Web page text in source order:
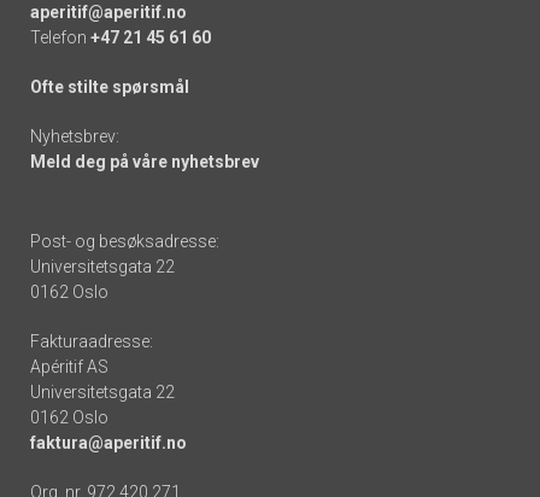
aperitif@aperitif.no
Telefon +47 21 45 61 60
Ofte stilte spørsmål
Nyhetsbrev:
Meld deg på våre nyhetsbrev
Post- og besøksadresse:
Universitetsgata 22
0162 Oslo
Fakturaadresse:
Apéritif AS
Universitetsgata 22
0162 Oslo
faktura@aperitif.no
Org. nr. 972 420 271